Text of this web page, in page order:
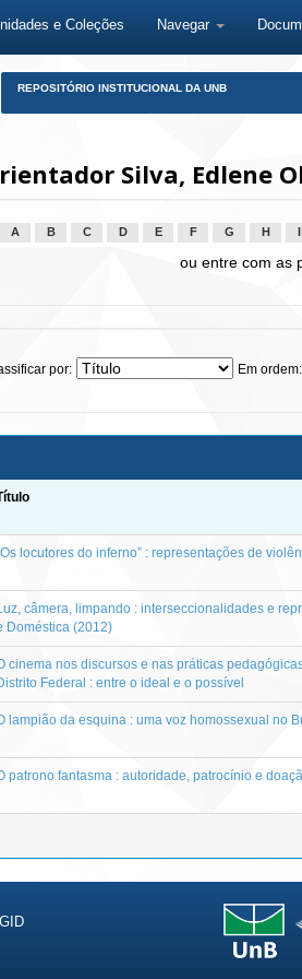
e Coleções Navegar
REPOSITÓRIO INSTITUCIONAL DA UNB
Silva, Edlene
A B C D E F G H
ou entre com as
por: Em ordem:
locutores do inferno” : representações de
câmera, limpando : interseccionalidades e
Doméstica (2012)
cinema nos discursos e nas práticas
Federal : entre o ideal e o possível
lampião da esquina : uma voz homossexual no
patrono fantasma : autoridade, patrocínio e